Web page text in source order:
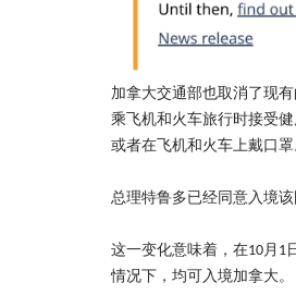
加拿大交通部也取消了现
乘飞机和火车旅行时接受
或者在飞机和火车上戴口罩
总理特鲁多已经同意入境
这一变化意味着，在10 月 1
情况下，均可入境加拿大。